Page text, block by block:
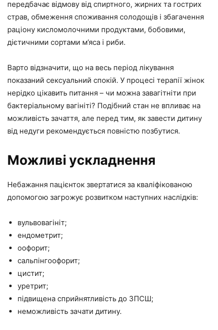
передбачає відмову від спиртного, жирних та гострих
страв, обмеження споживання солодощів і збагачення
раціону кисломолочними продуктами, бобовими,
дієтичними сортами м’яса і риби.
Варто відзначити, що на весь період лікування
показаний сексуальний спокій. У процесі терапії жінок
нерідко цікавить питання – чи можна завагітніти при
бактеріальному вагініті? Подібний стан не впливає на
можливість зачаття, але перед тим, як завести дитину
від недуги рекомендується повністю позбутися.
Можливі ускладнення
Небажання пацієнток звертатися за кваліфікованою
допомогою загрожує розвитком наступних наслідків:
вульвовагініт;
ендометрит;
оофорит;
сальпінгоофорит;
цистит;
уретрит;
підвищена сприйнятливість до ЗПСШ;
неможливість зачати дитину.